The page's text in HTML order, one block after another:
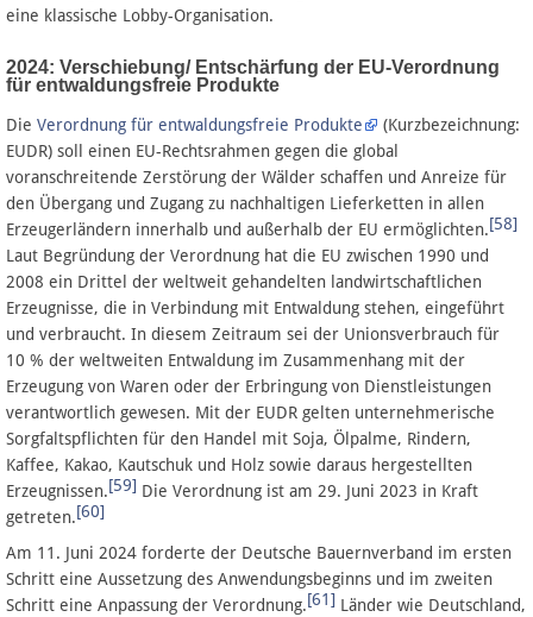
eine klassische Lobby-Organisation.
2024: Verschiebung/ Entschärfung der EU-Verordnung
für entwaldungsfreie Produkte
Die Verordnung für entwaldungsfreie Produkte
(Kurzbezeichnung:
EUDR) soll einen EU-Rechtsrahmen gegen die global
voranschreitende Zerstörung der Wälder schaffen und Anreize für
den Übergang und Zugang zu nachhaltigen Lieferketten in allen
Erzeugerländern innerhalb und außerhalb der EU ermöglichten.[58]
Laut Begründung der Verordnung hat die EU zwischen 1990 und
2008 ein Drittel der weltweit gehandelten landwirtschaftlichen
Erzeugnisse, die in Verbindung mit Entwaldung stehen, eingeführt
und verbraucht. In diesem Zeitraum sei der Unionsver­brauch für
10 % der weltweiten Entwaldung im Zusammenhang mit der
Erzeugung von Waren oder der Er­bringung von Dienstleistungen
verantwortlich gewesen. Mit der EUDR gelten unternehmerische
Sorgfaltspflichten für den Handel mit Soja, Ölpalme, Rindern,
Kaffee, Kakao, Kautschuk und Holz sowie daraus hergestellten
Erzeugnissen.[59] Die Verordnung ist am 29. Juni 2023 in Kraft
getreten.[60]
Am 11. Juni 2024 forderte der Deutsche Bauernverband im ersten
Schritt eine Aussetzung des Anwendungsbeginns und im zweiten
Schritt eine Anpassung der Verordnung.[61] Länder wie Deutschland,